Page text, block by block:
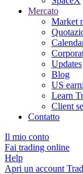
Mercato
Market
Updates
Blog
US
Learn
Client
Contatto
Il mio conto
Fai trading online
Help
Apri un account